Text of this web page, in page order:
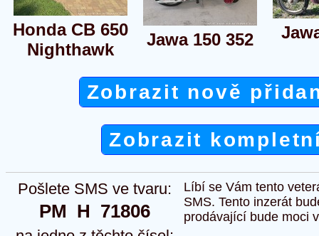
Honda CB 650
Nighthawk
Jawa 150 352
Zobrazit nově
Zobrazit
Pošlete SMS ve tvaru:
PM  H  71806
Líbí se Vám tento
SMS. Tento inzerát
prodávající bude moci